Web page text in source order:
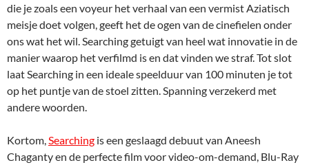
die je zoals een voyeur het verhaal van een vermist Aziatisch
meisje doet volgen, geeft het de ogen van de cinefielen onder
ons wat het wil. Searching getuigt van heel wat innovatie in de
manier waarop het verfilmd is en dat vinden we straf. Tot slot
laat Searching in een ideale speelduur van 100 minuten je tot
op het puntje van de stoel zitten. Spanning verzekerd met
andere woorden.
Kortom,Searching is een geslaagd debuut van Aneesh
Chaganty en de perfecte film voor video-om-demand, Blu-Ray